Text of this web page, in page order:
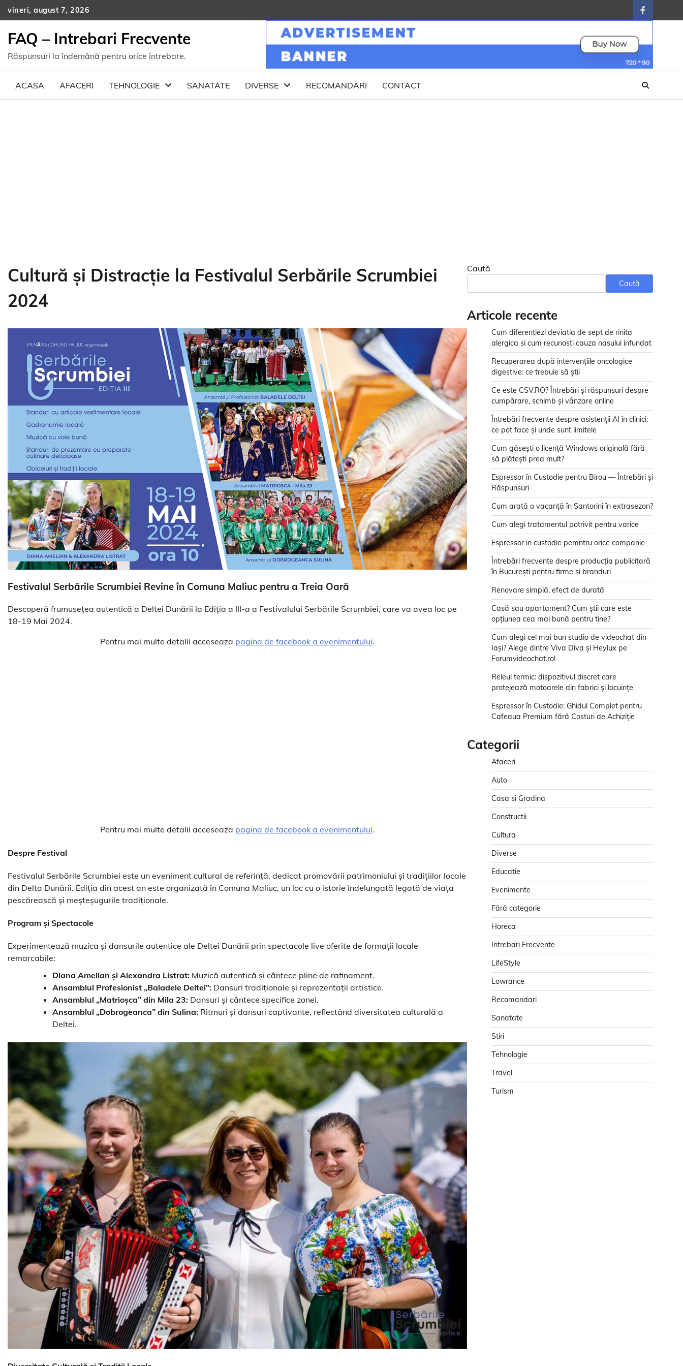
Skip
to
vineri, august 7, 2026
facebook
FAQ – Intrebari Frecvente
Răspunsuri la îndemână pentru orice întrebare.
ACASA AFACERI TEHNOLOGIE SANATATE DIVERSE RECOMANDARI CONTACT
Cultură și Distracție la Festivalul Serbările Scrumbiei
2024
Festivalul Serbările Scrumbiei Revine în Comuna Maliuc pentru a Treia Oară
Descoperă frumusețea autentică a Deltei Dunării la Ediția a III-a a Festivalului Serbările Scrumbiei, care va avea loc pe
18-19 Mai 2024.
Pentru mai multe detalii acceseaza pagina de facebook a evenimentului.
Pentru mai multe detalii acceseaza pagina de facebook a evenimentului.
Despre Festival
Festivalul Serbările Scrumbiei este un eveniment cultural de referință, dedicat promovării patrimoniului și tradițiilor locale
din Delta Dunării. Ediția din acest an este organizată în Comuna Maliuc, un loc cu o istorie îndelungată legată de viața
pescărească și meșteșugurile tradiționale.
Program și Spectacole
Experimentează muzica și dansurile autentice ale Deltei Dunării prin spectacole live oferite de formații locale
remarcabile:
Diana Amelian și Alexandra Listrat: Muzică autentică și cântece pline de rafinament.
Ansamblul Profesionist „Baladele Deltei”: Dansuri tradiționale și reprezentații artistice.
Ansamblul „Matrioșca” din Mila 23: Dansuri și cântece specifice zonei.
Ansamblul „Dobrogeanca” din Sulina: Ritmuri și dansuri captivante, reflectând diversitatea culturală a
Deltei.
Caută
Caută
Articole recente
Cum diferentiezi deviatia de sept de rinita
alergica si cum recunosti cauza nasului infundat
Recuperarea după intervențiile oncologice
digestive: ce trebuie să știi
Ce este CSV.RO? Întrebări și răspunsuri despre
cumpărare, schimb și vânzare online
Întrebări frecvente despre asistenții AI în clinici:
ce pot face și unde sunt limitele
Cum găsești o licență Windows originală fără
să plătești prea mult?
Espressor în Custodie pentru Birou — Întrebări și
Răspunsuri
Cum arată o vacanță în Santorini în extrasezon?
Cum alegi tratamentul potrivit pentru varice
Espressor in custodie pemntru orice companie
Întrebări frecvente despre producția publicitară
în București pentru firme și branduri
Renovare simplă, efect de durată
Casă sau apartament? Cum știi care este
opțiunea cea mai bună pentru tine?
Cum alegi cel mai bun studio de videochat din
Iași? Alege dintre Viva Diva și Heylux pe
Forumvideochat.ro!
Releul termic: dispozitivul discret care
protejează motoarele din fabrici și locuințe
Espressor în Custodie: Ghidul Complet pentru
Cafeaua Premium fără Costuri de Achiziție
Categorii
Afaceri
Auto
Casa si Gradina
Constructii
Cultura
Diverse
Educatie
Evenimente
Fără categorie
Horeca
Intrebari Frecvente
LifeStyle
Lowrance
Recomandari
Sanatate
Stiri
Tehnologie
Travel
Turism